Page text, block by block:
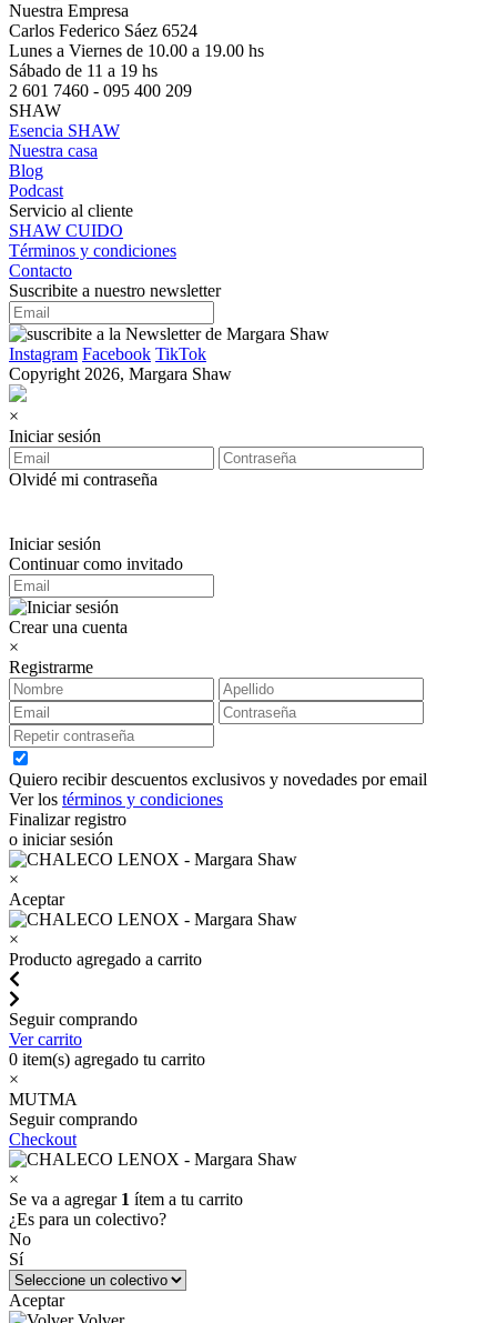
Nuestra Empresa
Carlos Federico Sáez 6524
Lunes a Viernes de 10.00 a 19.00 hs
Sábado de 11 a 19 hs
2 601 7460 - 095 400 209
SHAW
Esencia SHAW
Nuestra casa
Blog
Podcast
Servicio al cliente
SHAW CUIDO
Términos y condiciones
Contacto
Suscribite a nuestro newsletter
Instagram Facebook TikTok
Copyright 2026, Margara Shaw
×
Iniciar sesión
Olvidé mi contraseña
Iniciar sesión
Continuar como invitado
Crear una cuenta
×
Registrarme
Quiero recibir descuentos exclusivos y novedades por email
Ver los términos y condiciones
Finalizar registro
o iniciar sesión
×
Aceptar
×
Producto agregado a carrito
Seguir comprando
Ver carrito
0 item(s) agregado tu carrito
×
MUTMA
Seguir comprando
Checkout
×
Se va a agregar 1 ítem a tu carrito
¿Es para un colectivo?
No
Sí
Aceptar